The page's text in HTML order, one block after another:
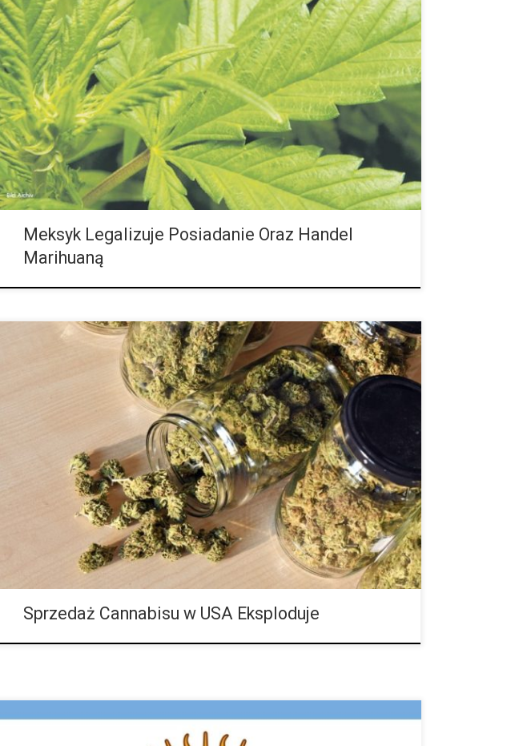
Meksykański parlament w końcu podjął decyzję: w przyszłości każdy dorosły
Meksykanin będzie mógł uprawiać marihuanę w domu lub kupić ją od
zarejestrowanego przez państwo dilera. Początkowo ma to dotyczyć tylko […]
Meksyk Legalizuje Posiadanie Oraz Handel
Marihuaną
W czasach globalnej pandemii koronawirusa wiele firm (i ich pracowników) musi
walczyć o przetrwanie. Jednak nie wszystkie branże zmagają się z walką o
przetrwanie. Okazuje się, że istnieje też taki […]
Sprzedaż Cannabisu w USA Eksploduje